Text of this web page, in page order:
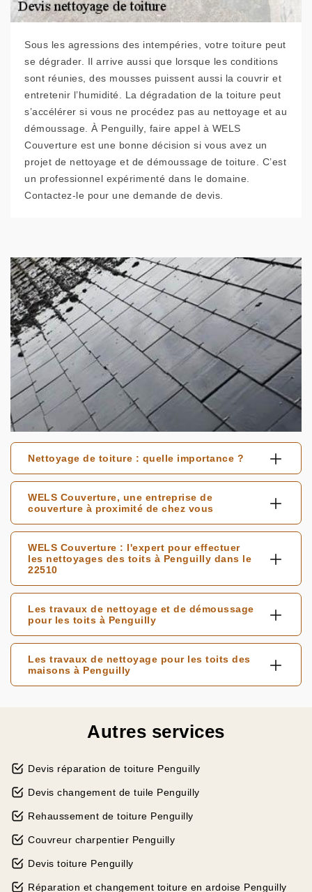
Sous les agressions des intempéries, votre toiture peut
se dégrader. Il arrive aussi que lorsque les conditions
sont réunies, des mousses puissent aussi la couvrir et
entretenir l’humidité. La dégradation de la toiture peut
s’accélérer si vous ne procédez pas au nettoyage et au
démoussage. À Penguilly, faire appel à WELS
Couverture est une bonne décision si vous avez un
projet de nettoyage et de démoussage de toiture. C’est
un professionnel expérimenté dans le domaine.
Contactez-le pour une demande de devis.
Nettoyage de toiture : quelle importance ?
WELS Couverture, une entreprise de
couverture à proximité de chez vous
WELS Couverture : l'expert pour effectuer
les nettoyages des toits à Penguilly dans le
22510
Les travaux de nettoyage et de démoussage
pour les toits à Penguilly
Les travaux de nettoyage pour les toits des
maisons à Penguilly
Autres services
Devis réparation de toiture Penguilly
Devis changement de tuile Penguilly
Rehaussement de toiture Penguilly
Couvreur charpentier Penguilly
Devis toiture Penguilly
Réparation et changement toiture en ardoise Penguilly